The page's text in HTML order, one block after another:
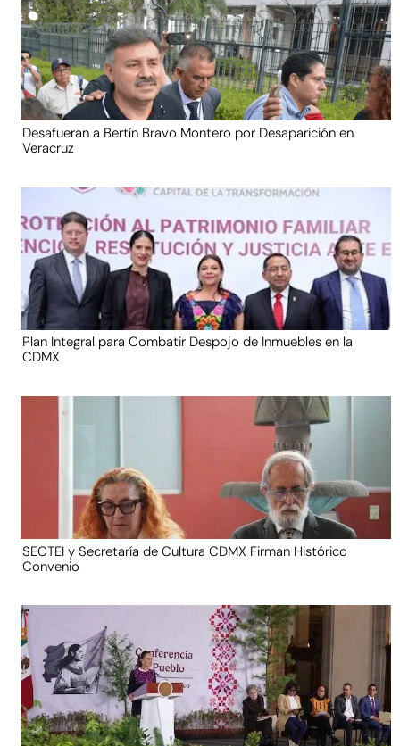
Desafueran a Bertín Bravo Montero por Desaparición en
Veracruz
Plan Integral para Combatir Despojo de Inmuebles en la
CDMX
SECTEI y Secretaría de Cultura CDMX Firman Histórico
Convenio